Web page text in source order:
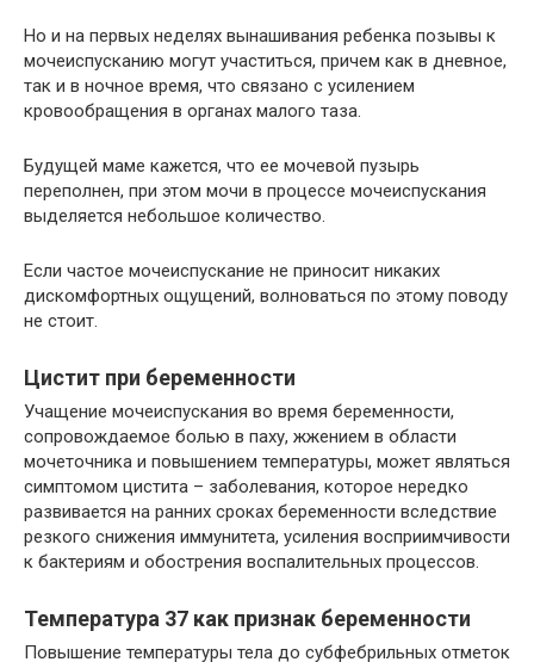
Но и на первых неделях вынашивания ребенка позывы к
мочеиспусканию могут участиться, причем как в дневное,
так и в ночное время, что связано с усилением
кровообращения в органах малого таза.
Будущей маме кажется, что ее мочевой пузырь
переполнен, при этом мочи в процессе мочеиспускания
выделяется небольшое количество.
Если частое мочеиспускание не приносит никаких
дискомфортных ощущений, волноваться по этому поводу
не стоит.
Цистит при беременности
Учащение мочеиспускания во время беременности,
сопровождаемое болью в паху, жжением в области
мочеточника и повышением температуры, может являться
симптомом цистита – заболевания, которое нередко
развивается на ранних сроках беременности вследствие
резкого снижения иммунитета, усиления восприимчивости
к бактериям и обострения воспалительных процессов.
Температура 37 как признак беременности
Повышение температуры тела до субфебрильных отметок